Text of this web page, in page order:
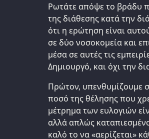
Ρωτάτε απόψε το βράδυ
της διάθεσης κατά την
ότι η ερώτηση είναι
σε δύο νοσοκομεία και
μέσα σε αυτές τις
Δημιουργό, και όχι την
Πρώτον, υπενθυμίζουμε
ποσό της θέλησης που
μέτρημα των ευλογιών
αλλά απλώς
καλό το να «αερίζεται»